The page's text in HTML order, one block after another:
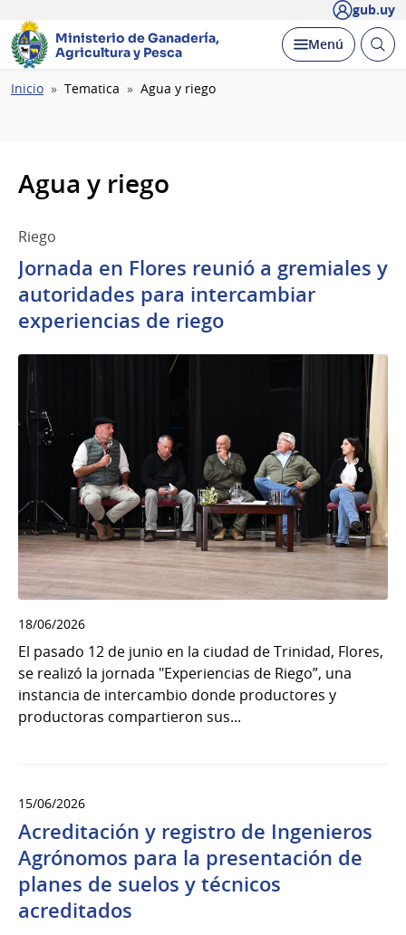
gub.uy
Ministerio de Ganadería,
Agricultura y Pesca
Desplegar
Menú Abrir
Ruta
Inicio Tematica Agua y riego
Agua y riego
Riego
Jornada en Flores reunió a gremiales y
autoridades para intercambiar
experiencias de riego
18/06/2026
El pasado 12 de junio en la ciudad de Trinidad, Flores,
se realizó la jornada "Experiencias de Riego”, una
instancia de intercambio donde productores y
productoras compartieron sus...
15/06/2026
Acreditación y registro de Ingenieros
Agrónomos para la presentación de
planes de suelos y técnicos
acreditados